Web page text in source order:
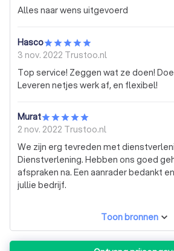
Alles naar wens uitgevoerd
Hasco
3 nov. 2022 Trustoo.nl
Top service! Zeggen wat ze doen! Doen wat ze beloven!
Leveren netjes werk af, en flexibel!
Murat
2 nov. 2022 Trustoo.nl
We zijn erg tevreden met
Dienstverlening. Hebben ons goed
afspraken na. Een aanrader bedankt
jullie bedrijf.
Toon bronnen